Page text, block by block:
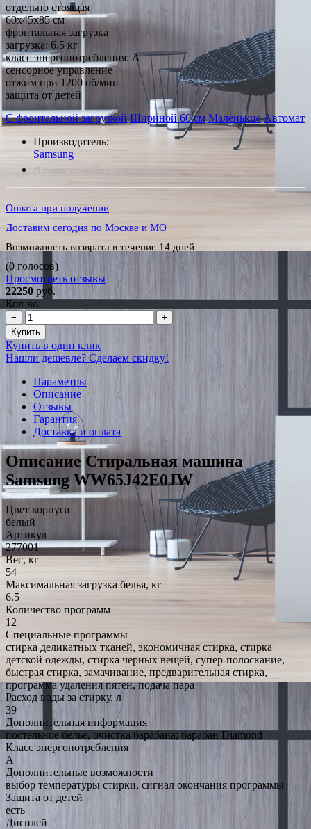
отдельно стоящая
60x45x85 см
фронтальная загрузка
загрузка: 6.5 кг
класс энергопотребления: A
сенсорное управление
отжим при 1200 об/мин
защита от детей
С фронтальной загрузкой Шириной 60 см Маленькие Автомат
Производитель:
Samsung
*Наличие уточняйте у менеджера
Оплата при получении
Доставим сегодня по Москве и МО
Возможность возврата в течение 14 дней
(0 голосов)
Просмотреть отзывы
22250 руб.
Кол-во:
−
+
Купить
Купить в один клик
Нашли дешевле? Сделаем скидку!
Параметры
Описание
Отзывы
Гарантия
Доставка и оплата
Описание Стиральная машина
Samsung WW65J42E0JW
Цвет корпуса
белый
Артикул
277001
Вес, кг
54
Максимальная загрузка белья, кг
6.5
Количество программ
12
Специальные программы
стирка деликатных тканей, экономичная стирка, стирка
детской одежды, стирка черных вещей, супер-полоскание,
быстрая стирка, замачивание, предварительная стирка,
программа удаления пятен, подача пара
Расход воды за стирку, л
39
Дополнительная информация
постельное белье, очистка барабана; барабан Diamond
Класс энергопотребления
A
Дополнительные возможности
выбор температуры стирки, сигнал окончания программы
Защита от детей
есть
Дисплей